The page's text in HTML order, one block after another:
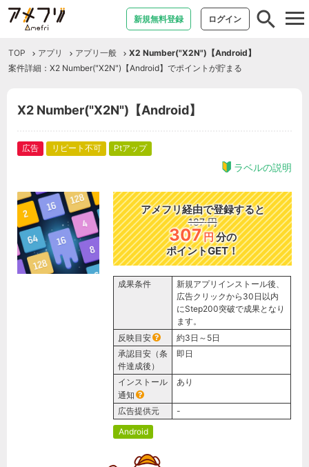
新規無料登録 ログイン
TOP アプリ アプリ一般
X2 Number("X2N")【Android】
案件詳細：X2 Number("X2N")【Android】でポイントが貯まる
X2 Number("X2N")【Android】
広告 リピート不可 Ptアップ
ラベルの説明
アメフリ経由で登録すると
187 円
307円分の
ポイントGET！
成果条件
新規アプリインストール後、
広告クリックから30日以内
にStep200突破で成果となり
ます。
反映目安
約3日～5日
承認目安（条
件達成後）
即日
インストール
通知
あり
広告提供元
-
Android